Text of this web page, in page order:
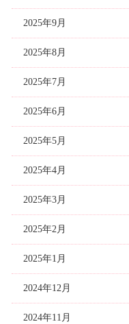
2025年9月
2025年8月
2025年7月
2025年6月
2025年5月
2025年4月
2025年3月
2025年2月
2025年1月
2024年12月
2024年11月